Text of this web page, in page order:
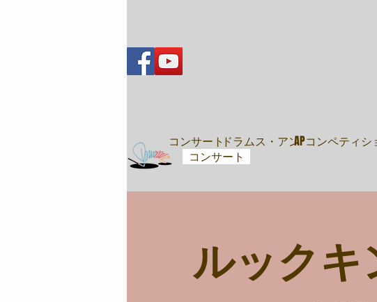
コンサート
音樂會
コンサート ドラムス・アンド・ムーブ
APコンペティシ
ルックキ